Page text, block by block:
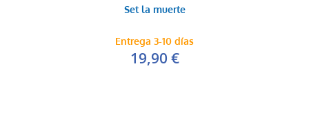
Set la muerte
Entrega 3-10 días
19,90 €